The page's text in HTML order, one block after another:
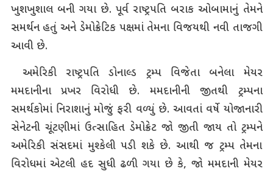
ખુશખુશાલ બની ગયા છે. પૂર્વ રાષ્ટ્રપતિ બરાક ઓબામાનું તેમને
સમર્થન હતું અને ડેમોક્રેટિક પક્ષમાં તેમના વિજયથી નવી તાજગી
આવી છે.
અમેરિકી રાષ્ટ્રપતિ ડોનાલ્ડ ટ્રમ્પ વિજેતા બનેલા મેયર
મમદાનીના પ્રખર વિરોધી છે. મમદાનીની જીતથી ટ્રમ્પના
સમર્થકોમાં નિરાશાનું મોજું ફરી વળ્યું છે. આવતાં વર્ષે યોજાનારી
સેનેટની ચૂંટણીમાં ઉત્સાહિત ડેમોક્રેટ જો જીતી જાય તો ટ્રમ્પને
અમેરિકી સંસદમાં મુશ્કેલી પડી શકે છે. આથી જ ટ્રમ્પ તેમના
વિરોધમાં એટલી હદ સુધી ઢળી ગયા છે કે, જો મમદાની મેયર